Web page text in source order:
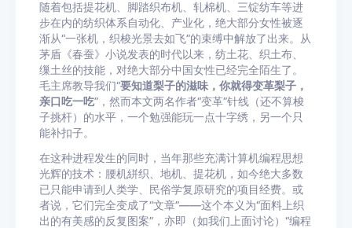
随着包括提花机、脚踏织布机、轧棉机、三锭纺车等进
步在内的纺织体系自动化、产业化，绝大部分女性被逐
渐从“一张机，织梭光景去如飞”的束缚中解放了出来。从
茅盾《春蚕》小说发表的时代以来，纺土花、织土布、
缫土丝的技能，对绝大部分中国女性已经完全陌生了。
毛主席教导我们“要知道梨子的滋味，你就得变革梨子，
亲口吃一吃”，然而本文两名作者“变革”针线（还不算梭
子挑杆）的水平，一个勉强能玩一点十字绣，另一个只
能补扣子。
在这种进程发生的同时，当年那些充满计算机编程思想
光辉的技术：腰机絣织、地机、提花机，如今绝大多数
已只能申请到人类学、民俗学复原研究的项目经费。或
者说，它们完全变成了“文章”——这个本义为“面料上织
出的有美感的反复图案”，亦即（如我们上面讨论）“编程